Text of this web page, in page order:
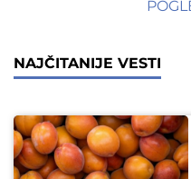
NAJČITANIJE VESTI